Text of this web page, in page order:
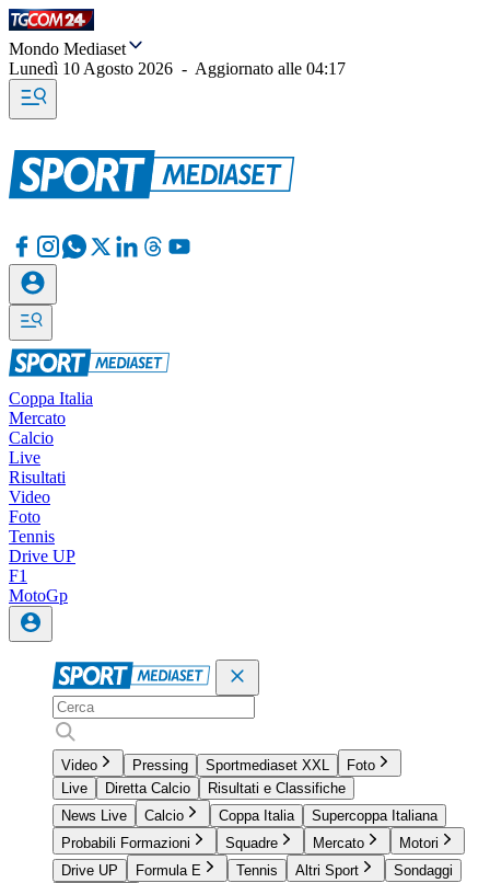
Mondo Mediaset
Lunedì 10 Agosto 2026 - Aggiornato alle 04:17
Coppa Italia
Mercato
Calcio
Live
Risultati
Video
Foto
Tennis
Drive UP
F1
MotoGp
Video Pressing Sportmediaset XXL
Foto
Live
Diretta Calcio
Risultati e Classifiche
News Live
Calcio Coppa Italia
Supercoppa Italiana
Probabili Formazioni
Squadre Mercato
Motori
Drive UP
Formula E Tennis Altri Sport
Sondaggi